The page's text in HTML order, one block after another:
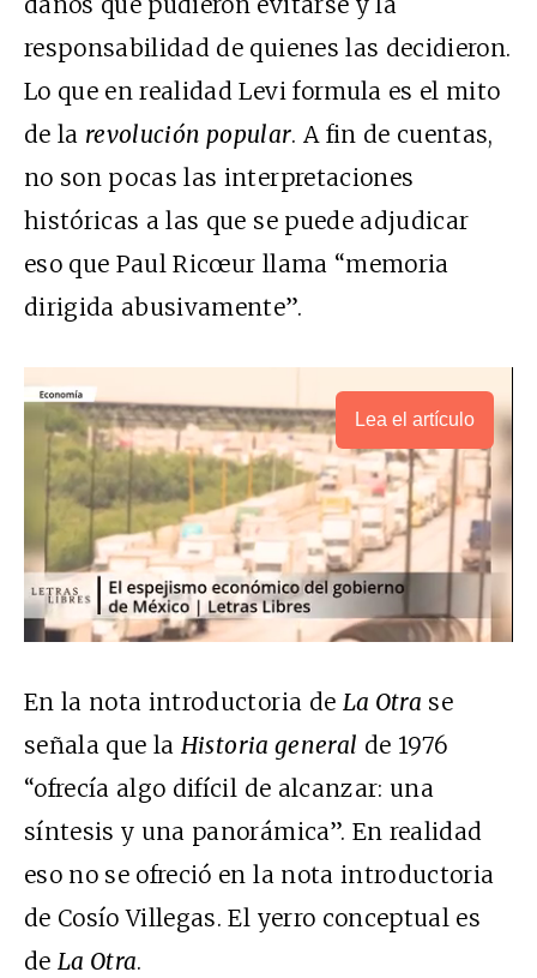
responsabilidad de quienes las decidieron.
Lo que en realidad Levi formula es el mito
de la revolución popular. A fin de cuentas,
no son pocas las interpretaciones
históricas a las que se puede adjudicar
eso que Paul Ricœur llama “memoria
dirigida abusivamente”.
Lea el artículo
En la nota introductoria de La Otra se
señala que la Historia general de 1976
“ofrecía algo difícil de alcanzar: una
síntesis y una panorámica”. En realidad
eso no se ofreció en la nota introductoria
de Cosío Villegas. El yerro conceptual es
deLa Otra.